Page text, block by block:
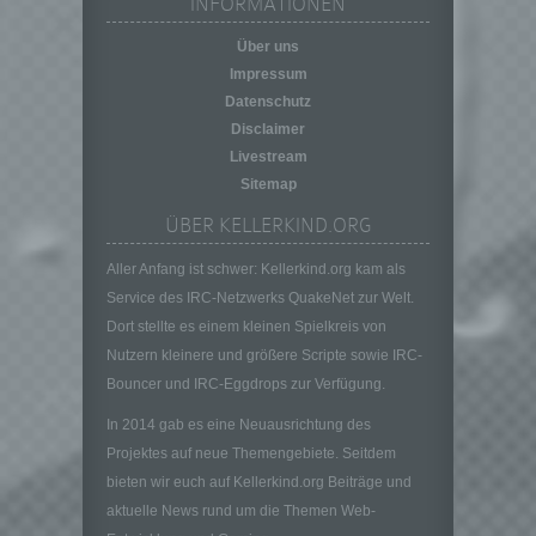
Über uns
Impressum
Datenschutz
Disclaimer
Livestream
Sitemap
ÜBER KELLERKIND.ORG
Aller Anfang ist schwer: Kellerkind.org kam als
Service des IRC-Netzwerks QuakeNet zur Welt.
Dort stellte es einem kleinen Spielkreis von
Nutzern kleinere und größere Scripte sowie IRC-
Bouncer und IRC-Eggdrops zur Verfügung.
In 2014 gab es eine Neuausrichtung des
Projektes auf neue Themengebiete. Seitdem
bieten wir euch auf Kellerkind.org Beiträge und
aktuelle News rund um die Themen Web-
personenbezogener Daten in einer Weise,
auf welche die personenbezogenen Daten
Informationen nicht mehr einer spezifischen
betroffenen Person zugeordnet werden
können, sofern diese zusätzlichen
Informationen gesondert aufbewahrt werden
und technischen und organisatorischen
dass die personenbezogenen Daten nicht
natürlichen Person zugewiesen werden.
Verantwortlicher
Verantwortlicher oder für die Verarbeitung
Verantwortlicher ist die natürliche oder
oder andere Stelle, die allein oder
gemeinsam mit anderen über die Zwecke
und Mittel der Verarbeitung von
personenbezogenen Daten entscheidet.